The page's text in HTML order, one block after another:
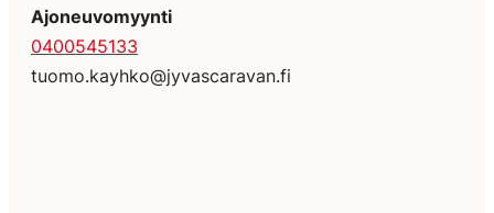
Ajoneuvomyynti
0400545133
tuomo.kayhko@jyvascaravan.fi